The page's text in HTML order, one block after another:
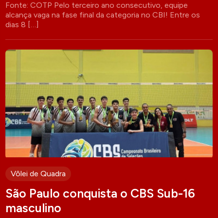
Fonte: COTP Pelo terceiro ano consecutivo, equipe
alcança vaga na fase final da categoria no CBI! Entre os
dias 8 […]
Vôlei de Quadra
São Paulo conquista o CBS Sub-16
masculino